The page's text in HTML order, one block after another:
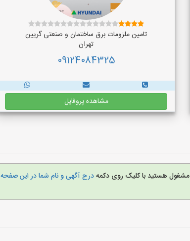
تامین ملزومات برق ساختمان و صنعتی گریین
تهران
09124084325
مشاهده پروفایل
مشغول هستید با کلیک روی دکمهدرج آگهی و نام شما در این صفحه